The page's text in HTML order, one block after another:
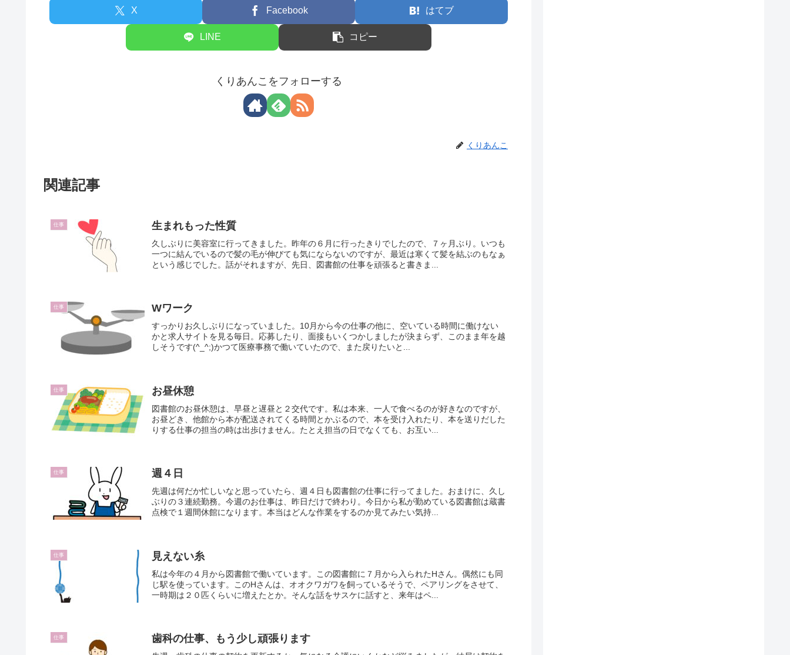
X Facebook はてブ
LINE コピー
くりあんこをフォローする
くりあんこ
関連記事
仕事 生まれもった性質
久しぶりに美容室に行ってきました。昨年の６月に行ったきりでしたので、７ヶ月ぶり。いつも
一つに結んでいるので髪の毛が伸びても気にならないのですが、最近は寒くて髪を結ぶのもなぁ
という感じでした。話がそれますが、先日、図書館の仕事を頑張ると書きま...
仕事 Wワーク
すっかりお久しぶりになっていました。10月から今の仕事の他に、空いている時間に働けない
かと求人サイトを見る毎日。応募したり、面接もいくつかしましたが決まらず、このまま年を越
しそうです(^_^;)かつて医療事務で働いていたので、また戻りたいと...
仕事 お昼休憩
図書館のお昼休憩は、早昼と遅昼と２交代です。私は本来、一人で食べるのが好きなのですが、
お昼どき、他館から本が配送されてくる時間とかぶるので、本を受け入れたり、本を送りだした
りする仕事の担当の時は出歩けません。たとえ担当の日でなくても、お互い...
仕事 週４日
先週は何だか忙しいなと思っていたら、週４日も図書館の仕事に行ってました。おまけに、久し
ぶりの３連続勤務。今週のお仕事は、昨日だけで終わり。今日から私が勤めている図書館は蔵書
点検で１週間休館になります。本当はどんな作業をするのか見てみたい気持...
仕事 見えない糸
私は今年の４月から図書館で働いています。この図書館に７月から入られたHさん。偶然にも同
じ駅を使っています。このHさんは、オオクワガワを飼っているそうで、ペアリングをさせて、
一時期は２０匹くらいに増えたとか。そんな話をサスケに話すと、来年はペ...
仕事 歯科の仕事、もう少し頑張ります